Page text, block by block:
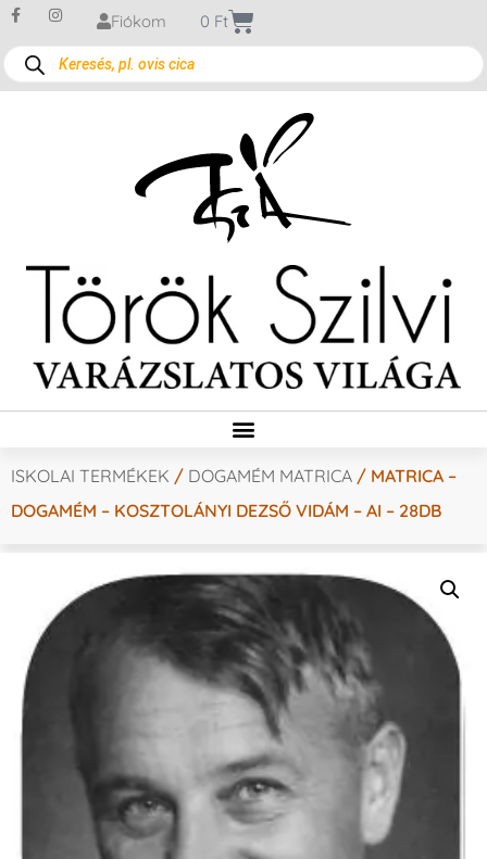
Fiókom 0 Ft
ISKOLAI TERMÉKEK / DOGAMÉM MATRICA / MATRICA –
DOGAMÉM – KOSZTOLÁNYI DEZSŐ VIDÁM – AI – 28DB